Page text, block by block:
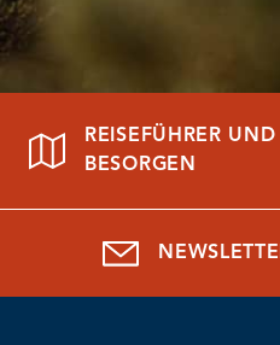
REISEFÜHRER
BESORGEN